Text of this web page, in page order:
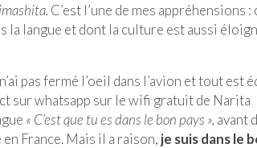
C’est l’une de mes appréhensions :
la langue et dont la culture est aussi
pas fermé l’oeil dans l’avion et tout est
sur whatsapp sur le wifi gratuit de Narita
« C’est que tu es dans le bon pays », avant
France. Mais il a raison, je suis dans le